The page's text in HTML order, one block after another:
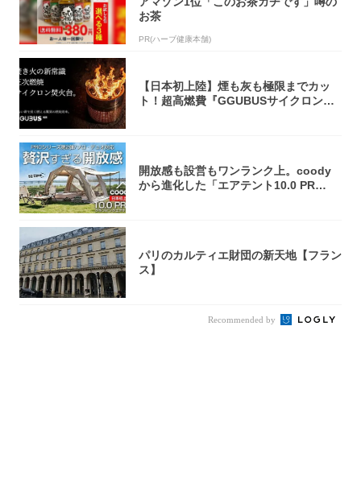
お茶
PR(ハーブ健康本舗)
【日本初上陸】煙も灰も極限までカッ
ト！超高燃費『GGUBUSサイクロン焚
開放感も設営もワンランク上。coody
から進化した「エアテント10.0 PR
パリのカルティエ財団の新天地【フラン
ス】
Recommended by